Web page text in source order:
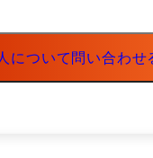
ジャー
について問い合わせ